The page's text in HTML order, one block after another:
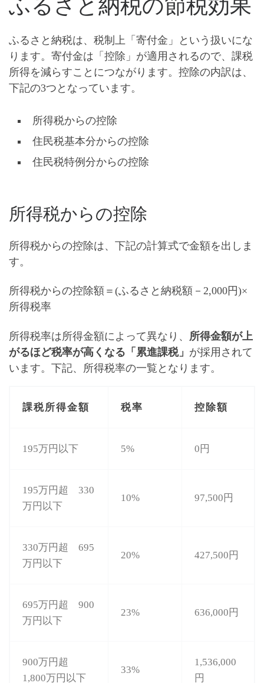
ふるさと納税の節税効果
ふるさと納税は、税制上「 寄付金 」という扱いにな
ります。 寄付金は「控除」が適用されるので、課税
所得を減らすことにつながります。控除の内訳は、
下記の3つとなっています。
所得税からの控除
住民税基本分からの控除
住民税特例分からの控除
所得税からの控除
所得税からの控除は、下記の計算式で金額を出しま
す。
所得税からの控除額＝(ふるさと納税額－2,000円)×
所得税率
所得税率は所得金額によって異なり、 所得金額が上
がるほど税率が高くなる「累進課税」 が採用されて
います。下記、所得税率の一覧となります。
課税所得金額 税率 控除額
195万円以下 5% 0円
195万円超 330
万円以下
10% 97,500円
330万円超 695
万円以下
20% 427,500円
695万円超 900
万円以下
23% 636,000円
900万円超
1,800万円以下
33%
1,536,000
円